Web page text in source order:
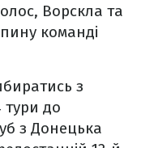
Ворскла та
команді
з
тури до
з Донецька